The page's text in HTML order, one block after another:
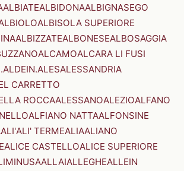
ALBIATEALBIDONAALBIGNASEGO
ALBISOLA SUPERIORE
ALBIZZATEALBONESEALBOSAGGIA
ALCAMOALCARA LI FUSI
ALESALESSANDRIA
CARRETTO
ROCCAALESSANOALEZIOALFANO
ALFIANO NATTAALFONSINE
ALI'ALI' TERMEALIAALIANO
ALICE CASTELLOALICE SUPERIORE
ALLAIALLEGHEALLEIN